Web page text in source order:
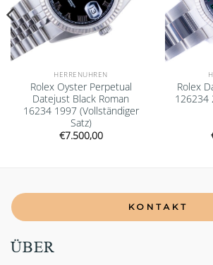
HERRENUHREN
Rolex Oyster Perpetual
Datejust Black Roman
16234 1997 (Vollständiger
Satz)
€7.500,00
Rolex
126234
KONTAKT
ÜBER